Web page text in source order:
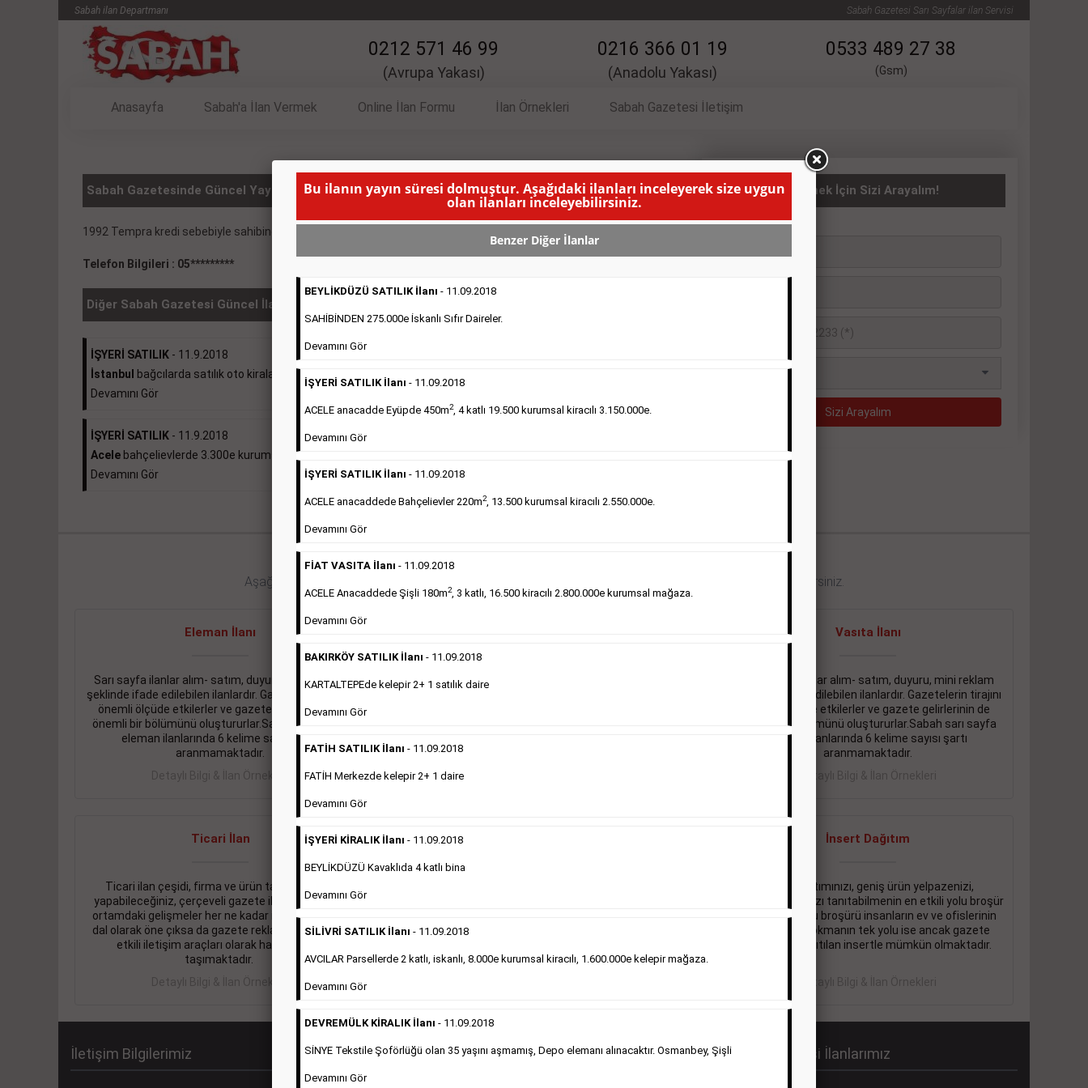
Sabah ilan Departmanı Sabah Gazetesi Sarı Sayfalar ilan Servisi
0212 571 46 99
(Avrupa Yakası)
0216 366 01 19
(Anadolu Yakası)
0533 489 27 38
(Gsm)
Anasayfa Sabah'a İlan Vermek Online İlan Formu İlan Örnekleri Sabah Gazetesi İletişim
Sabah Gazetesinde Güncel Yayınlanmış Vasıta İlanı
1992 Tempra kredi sebebiyle sahibinden
Telefon Bilgileri : 05*********
Diğer Sabah Gazetesi Güncel İlanlar
İŞYERİ SATILIK - 11.9.2018
İstanbul
bağcılarda satılık oto kiralama...
Devamını Gör
İŞYERİ SATILIK - 11.9.2018
Acele bahçelievlerde 3.300e kurumsal kiracılı 490...
Devamını Gör
Devamını Gör
Vasıta İlanı Vermek İçin Sizi Arayalım!
Aşağıdaki bağlantıları takip ederek farklı ilan türleri hakkında detaylara ulaşabilir, ilan örneklerini görebilirsiniz.
Eleman İlanı
Sarı sayfa ilanlar alım- satım, duyuru, mini reklam
şeklinde ifade edilebilen ilanlardır. Gazetelerin tirajını
önemli ölçüde etkilerler ve gazete gelirlerinin de
önemli bir bölümünü oluştururlar.Sabah sarı sayfa
eleman ilanlarında 6 kelime sayısı şartı
aranmamaktadır.
Detaylı Bilgi & İlan Örnekleri
Sarı sayfa ilanlar alım- satım, duyuru, mini reklam
Vasıta İlanı
Sarı sayfa ilanlar alım- satım, duyuru, mini reklam
şeklinde ifade edilebilen ilanlardır. Gazetelerin tirajını
önemli ölçüde etkilerler ve gazete gelirlerinin de
önemli bir bölümünü oluştururlar.Sabah sarı sayfa
eleman ilanlarında 6 kelime sayısı şartı
aranmamaktadır.
Detaylı Bilgi & İlan Örnekleri
Ticari İlan
Ticari ilan çeşidi, firma ve ürün tanıtımlarınızı
yapabileceğiniz, çerçeveli gazete ilanlarıdır. Dijital
ortamdaki gelişmeler her ne kadar ihtiyacın arttığı
dal olarak öne çıksa da gazete reklamları halen en
etkili iletişim araçları olarak hayati önem
taşımaktadır.
Detaylı Bilgi & İlan Örnekleri
ilanlara göre daha ekonomiktir.
İnsert Dağıtım
Firma tanıtımınızı, geniş ürün yelpazenizi,
promosyonlarınızı tanıtabilmenin en etkili yolu broşür
dağıtmaktır. Bu broşürü insanların ev ve ofislerinin
içine kadar sokmanın tek yolu ise ancak gazete
içerisinde dağıtılan insertle mümkün olmaktadır.
Detaylı Bilgi & İlan Örnekleri
İletişim Bilgilerimiz Kampanyalarımız Sabah Gazetesi İlanlarımız
Bu ilanın yayın süresi dolmuştur. Aşağıdaki ilanları inceleyerek size uygun
olan ilanları inceleyebilirsiniz.
Benzer Diğer İlanlar
BEYLİKDÜZÜ SATILIK İlanı - 11.09.2018
SAHİBİNDEN 275.000e İskanlı Sıfır Daireler.
Devamını Gör
İŞYERİ SATILIK İlanı - 11.09.2018
ACELE anacadde Eyüpde 450m2, 4 katlı 19.500 kurumsal kiracılı 3.150.000e.
Devamını Gör
İŞYERİ SATILIK İlanı - 11.09.2018
ACELE anacaddede Bahçelievler 220m2, 13.500 kurumsal kiracılı 2.550.000e.
Devamını Gör
FİAT VASITA İlanı - 11.09.2018
ACELE Anacaddede Şişli 180m2, 3 katlı, 16.500 kiracılı 2.800.000e kurumsal mağaza.
Devamını Gör
BAKIRKÖY SATILIK İlanı - 11.09.2018
KARTALTEPEde kelepir 2+ 1 satılık daire
Devamını Gör
FATİH SATILIK İlanı - 11.09.2018
FATİH Merkezde kelepir 2+ 1 daire
Devamını Gör
İŞYERİ KİRALIK İlanı - 11.09.2018
BEYLİKDÜZÜ Kavaklıda 4 katlı bina
Devamını Gör
SİLİVRİ SATILIK İlanı - 11.09.2018
AVCILAR Parsellerde 2 katlı, iskanlı, 8.000e kurumsal kiracılı, 1.600.000e kelepir mağaza.
Devamını Gör
DEVREMÜLK KİRALIK İlanı - 11.09.2018
SİNYE Tekstile Şoförlüğü olan 35 yaşını aşmamış, Depo elemanı alınacaktır. Osmanbey, Şişli
Devamını Gör